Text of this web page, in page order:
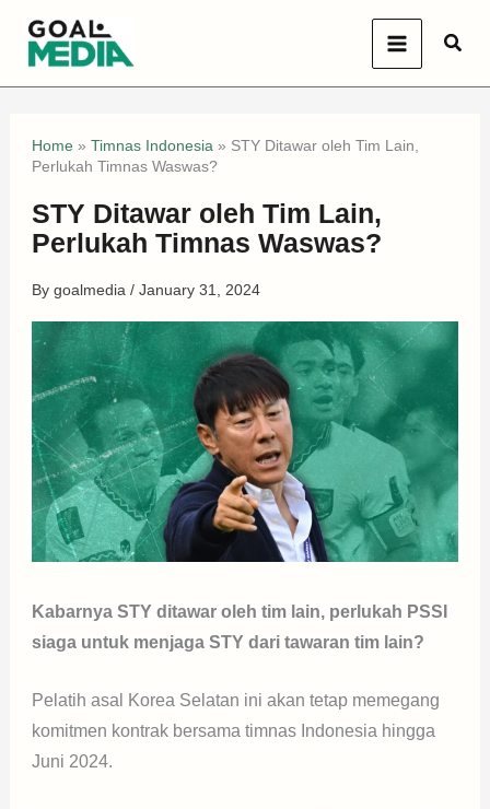
Home» Timnas Indonesia » STY Ditawar oleh Tim Lain,
Perlukah Timnas Waswas?
STY Ditawar oleh Tim Lain,
Perlukah Timnas Waswas?
By goalmedia / January 31, 2024
Kabarnya STY ditawar oleh tim lain, perlukah PSSI
siaga untuk menjaga STY dari tawaran tim lain?
Pelatih asal Korea Selatan ini akan tetap memegang
komitmen kontrak bersama timnas Indonesia hingga
Juni 2024.